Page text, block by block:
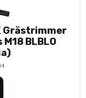
Grästrimmer
BLBLO